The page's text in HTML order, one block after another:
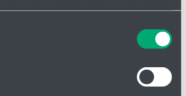
oder widerrufen
über Ihre geografische Lage erfassen,